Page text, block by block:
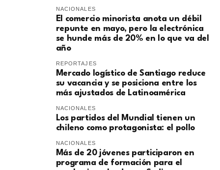
NACIONALES
El comercio minorista anota un débil
repunte en mayo, pero la electrónica
se hunde más de 20% en lo que va del
año
REPORTAJES
Mercado logístico de Santiago reduce
su vacancia y se posiciona entre los
más ajustados de Latinoamérica
NACIONALES
Los partidos del Mundial tienen un
chileno como protagonista: el pollo
NACIONALES
Más de 20 jóvenes participaron en
programa de formación para el